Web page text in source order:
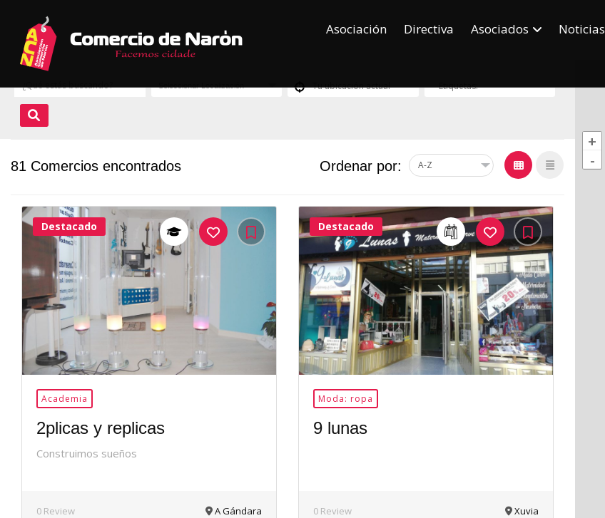
Asociación Directiva Asociados Noticias
+
-
81 Comercios encontrados Ordenar por:
38Me
Destacado
Academia
2plicas y replicas
Construimos sueños
0 Review A Gándara
32Me
Gusta
Destacado
Moda: ropa
9 lunas
0 Review Xuvia